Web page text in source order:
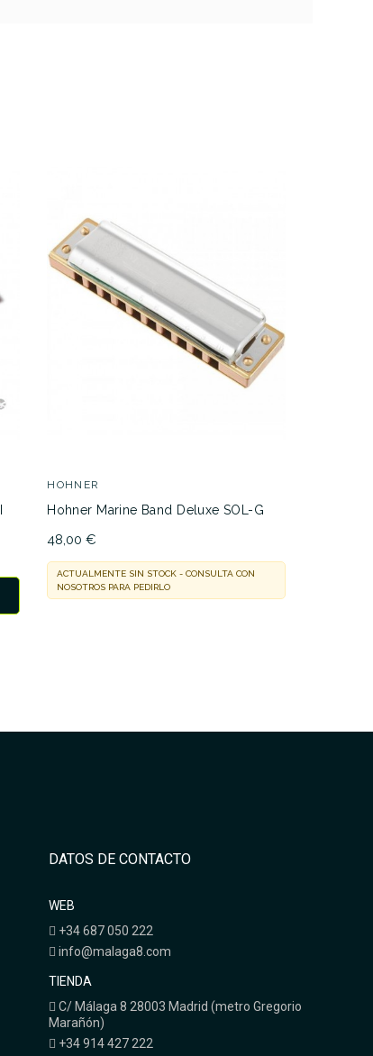
HOHNER
Hohner Marine Band Deluxe SOL-G
48,00 €
ACTUALMENTE SIN STOCK - CONSULTA CON
NOSOTROS PARA PEDIRLO
DATOS DE CONTACTO
WEB
+34 687 050 222
info@malaga8.com
TIENDA
C/ Málaga 8 28003 Madrid (metro Gregorio
Marañón)
+34 914 427 222